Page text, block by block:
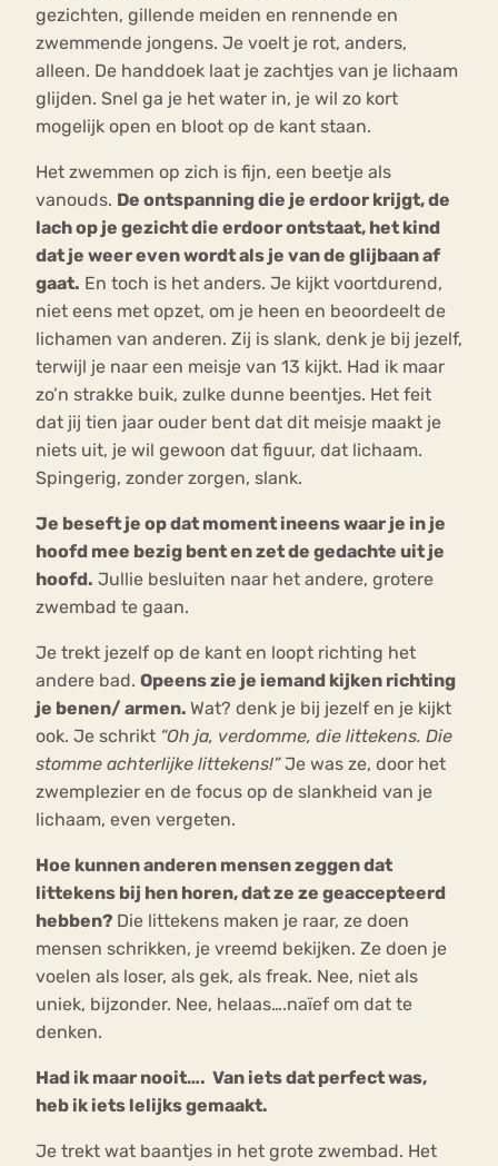
gezichten, gillende meiden en rennende en
zwemmende jongens. Je voelt je rot, anders,
alleen. De handdoek laat je zachtjes van je lichaam
glijden. Snel ga je het water in, je wil zo kort
mogelijk open en bloot op de kant staan.
Het zwemmen op zich is fijn, een beetje als
vanouds. De ontspanning die je erdoor krijgt, de
lach op je gezicht die erdoor ontstaat, het kind
dat je weer even wordt als je van de glijbaan af
gaat. En toch is het anders. Je kijkt voortdurend,
niet eens met opzet, om je heen en beoordeelt de
lichamen van anderen. Zij is slank, denk je bij jezelf,
terwijl je naar een meisje van 13 kijkt. Had ik maar
zo’n strakke buik, zulke dunne beentjes. Het feit
dat jij tien jaar ouder bent dat dit meisje maakt je
niets uit, je wil gewoon dat figuur, dat lichaam.
Spingerig, zonder zorgen, slank.
Je beseft je op dat moment ineens waar je in je
hoofd mee bezig bent en zet de gedachte uit je
hoofd. Jullie besluiten naar het andere, grotere
zwembad te gaan.
Je trekt jezelf op de kant en loopt richting het
andere bad. Opeens zie je iemand kijken richting
je benen/ armen. Wat? denk je bij jezelf en je kijkt
ook. Je schrikt “Oh ja, verdomme, die littekens. Die
stomme achterlijke littekens!”Je was ze, door het
zwemplezier en de focus op de slankheid van je
lichaam, even vergeten.
Hoe kunnen anderen mensen zeggen dat
littekens bij hen horen, dat ze ze geaccepteerd
hebben? Die littekens maken je raar, ze doen
mensen schrikken, je vreemd bekijken. Ze doen je
voelen als loser, als gek, als freak. Nee, niet als
uniek, bijzonder. Nee, helaas….naïef om dat te
denken.
Had ik maar nooit…. Van iets dat perfect was,
heb ik iets lelijks gemaakt.
Je trekt wat baantjes in het grote zwembad. Het